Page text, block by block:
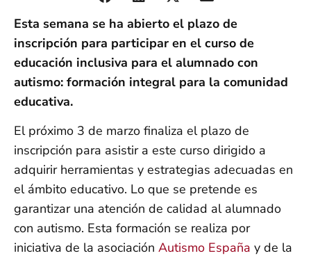
Esta semana se ha abierto el plazo de
inscripción para participar en el curso de
educación inclusiva para el alumnado con
autismo: formación integral para la comunidad
educativa.
El próximo 3 de marzo finaliza el plazo de
inscripción para asistir a este curso dirigido a
adquirir herramientas y estrategias adecuadas en
el ámbito educativo. Lo que se pretende es
garantizar una atención de calidad al alumnado
con autismo. Esta formación se realiza por
iniciativa de la asociación Autismo España y de la